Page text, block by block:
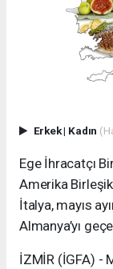
Erkek| Kadın
Ege İhracatçı
Amerika
İtalya, mayıs
Almanya’yı
İZMİR (İGFA) -